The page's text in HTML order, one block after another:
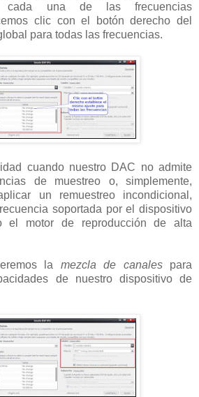
cada una de las frecuencias
clic con el botón derecho del
para todas las frecuencias.
cuando nuestro DAC no admite
de muestreo o, simplemente,
un remuestreo incondicional,
soportada por el dispositivo
el motor de reproducción de alta
la mezcla de canalespara
de nuestro dispositivo de